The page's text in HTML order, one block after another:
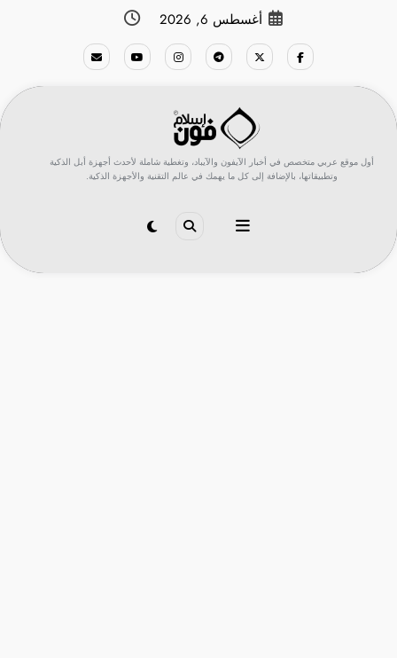
أغسطس 6, 2026
أول موقع عربي متخصص في أخبار الآيفون والآيباد، وتغطية شاملة لأحدث أجهزة أبل الذكية
وتطبيقاتها، بالإضافة إلى كل ما يهمك في عالم التقنية والأجهزة الذكية.